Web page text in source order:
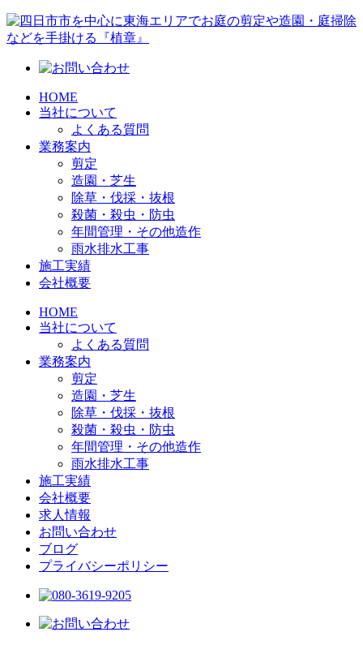
HOME
当社について
よくある質問
業務案内
剪定
造園・芝生
除草・伐採・抜根
殺菌・殺虫・防虫
年間管理・その他造作
雨水排水工事
施工実績
会社概要
HOME
当社について
よくある質問
業務案内
剪定
造園・芝生
除草・伐採・抜根
殺菌・殺虫・防虫
年間管理・その他造作
雨水排水工事
施工実績
会社概要
求人情報
お問い合わせ
ブログ
プライバシーポリシー